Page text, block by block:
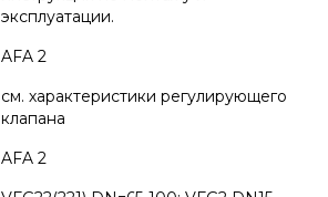
эксплуатации.
AFA 2
см. характеристики регулирующего
клапана
AFA 2